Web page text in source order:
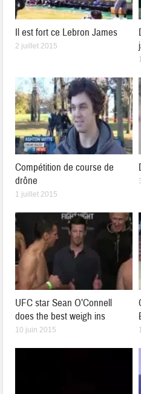
Il est fort ce Lebron James
2 juillet 2015
Compétition de course de
drône
1 juillet 2015
UFC star Sean O’Connell
does the best weigh ins
10 juin 2015